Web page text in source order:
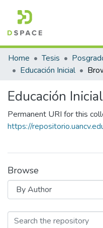
Communities & Collections
All of DSpace
Home Tesis
Educación Inicial
Educación Inicial
Permanent URI for this
https://
Browse
Browsing